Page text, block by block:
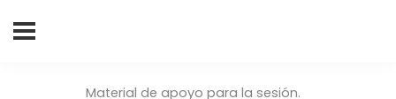
por:
Material de apoyo para la sesión.